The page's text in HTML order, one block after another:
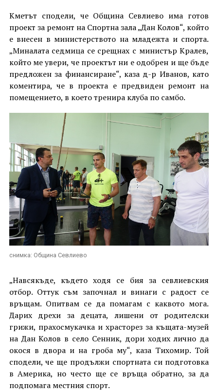
Кметът сподели, че Община Севлиево има готов
проект за ремонт на Спортна зала „Дан Колов“, който
е внесен в министерството на младежта и спорта.
„Миналата седмица се срещнах с министър Кралев,
който ме увери, че проектът ни е одобрен и ще бъде
предложен за финансиране“, каза д-р Иванов, като
коментира, че в проекта е предвиден ремонт на
помещението, в което тренира клуба по самбо.
снимка: Община Севлиево
„Навсякъде, където ходя се бия за севлиевския
отбор. Оттук съм започнал и винаги с радост се
връщам. Опитвам се да помагам с каквото мога.
Дарих дрехи за децата, лишени от родителски
грижи, прахосмукачка и храсторез за къщата-музей
на Дан Колов в село Сенник, дори ходих лично да
окося в двора и на гроба му“, каза Тихомир. Той
сподели, че ще продължи спортната си подготовка
в Америка, но често ще се връща обратно, за да
подпомага местния спорт.